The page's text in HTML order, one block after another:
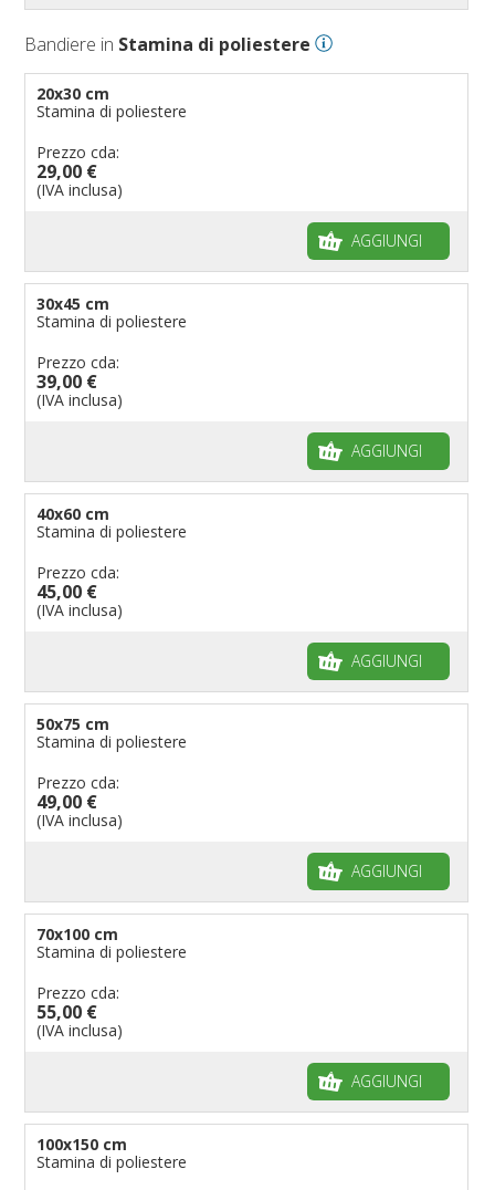
Bandiere in Stamina di poliestere
20x30 cm
Stamina di poliestere
Prezzo cda:
29,00 €
(IVA inclusa)
AGGIUNGI
30x45 cm
Stamina di poliestere
Prezzo cda:
39,00 €
(IVA inclusa)
AGGIUNGI
40x60 cm
Stamina di poliestere
Prezzo cda:
45,00 €
(IVA inclusa)
AGGIUNGI
50x75 cm
Stamina di poliestere
Prezzo cda:
49,00 €
(IVA inclusa)
AGGIUNGI
70x100 cm
Stamina di poliestere
Prezzo cda:
55,00 €
(IVA inclusa)
AGGIUNGI
100x150 cm
Stamina di poliestere